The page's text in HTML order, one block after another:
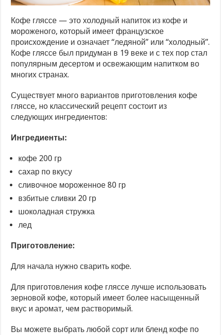
Кофе гляссе — это холодный напиток из кофе и
мороженого, который имеет французское
происхождение и означает “ледяной” или “холодный”.
Кофе гляссе был придуман в 19 веке и с тех пор стал
популярным десертом и освежающим напитком во
многих странах.
Существует много вариантов приготовления кофе
гляссе, но классический рецепт состоит из
следующих ингредиентов:
Ингредиенты:
кофе 200 гр
сахар по вкусу
сливочное мороженное 80 гр
взбитые сливки 20 гр
шоколадная стружка
лед
Приготовление:
Для начала нужно сварить кофе.
Для приготовления кофе гляссе лучше использовать
зерновой кофе, который имеет более насыщенный
вкус и аромат, чем растворимый.
Вы можете выбрать любой сорт или бленд кофе по